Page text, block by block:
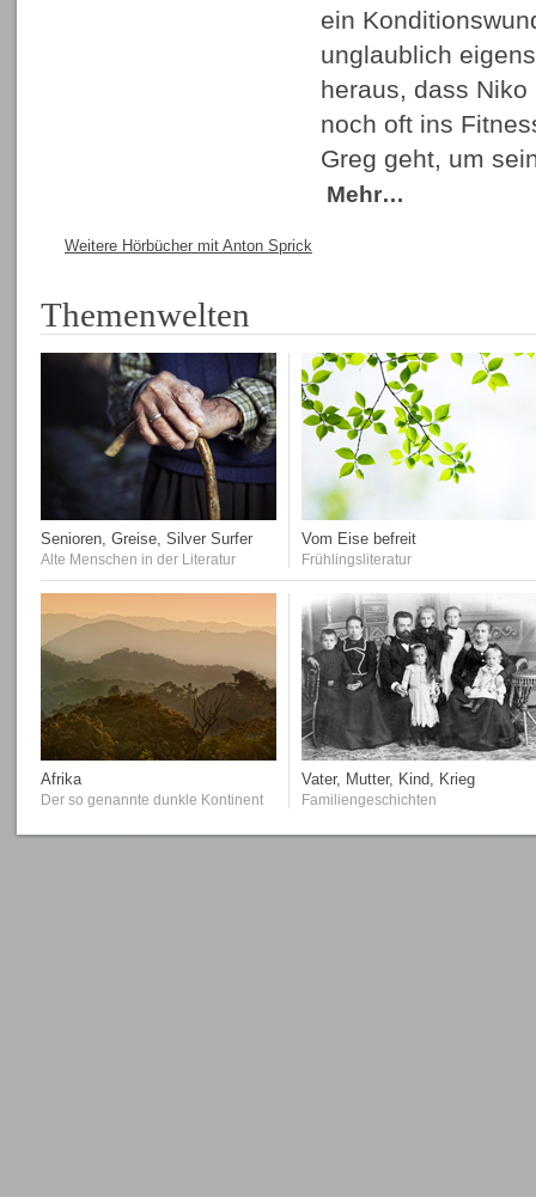
ein
unglaublich
heraus, dass
noch oft ins
Greg geht, um
Mehr…
Weitere Hörbücher mit Anton Sprick
Themenwelten
Senioren, Greise, Silver Surfer
Alte Menschen in der Literatur
Vom Eise befreit
Frühlingsliteratur
Afrika
Der so genannte dunkle Kontinent
Vater, Mutter, Kind, Krieg
Familiengeschichten